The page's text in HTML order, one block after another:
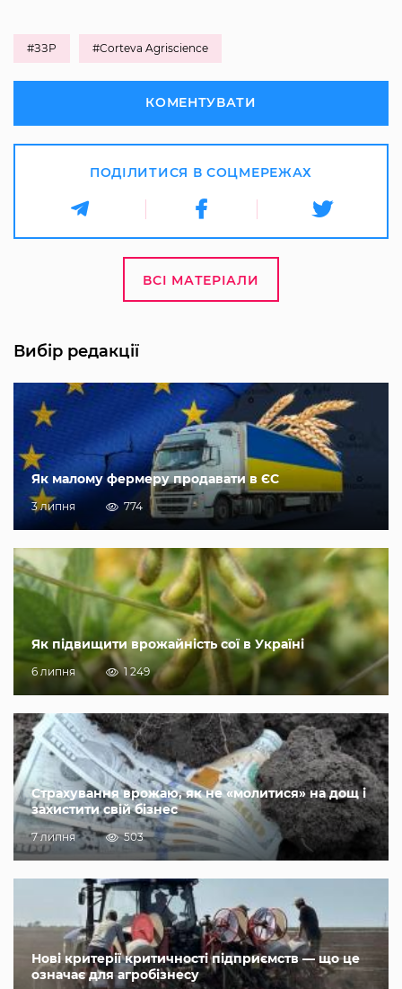
#ЗЗР #Corteva Agriscience
КОМЕНТУВАТИ
ПОДІЛИТИСЯ В СОЦМЕРЕЖАХ
ВСІ МАТЕРІАЛИ
Вибір редакції
Як малому фермеру продавати в ЄС
3 липня 774
Як підвищити врожайність сої в Україні
6 липня 1 249
Страхування врожаю, як не «молитися» на дощ і
захистити свій бізнес
7 липня 503
Нові критерії критичності підприємств — що це
означає для агробізнесу